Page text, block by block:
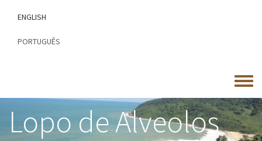
conteúdo
ENGLISH
PORTUGUÊS
Toggle
menu
Lopo de Alveolos